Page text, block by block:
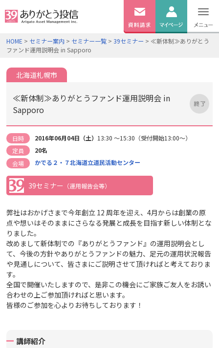
無料
資料 ログイン
HOME > セミナー案内 > セミナー一覧 >39セミナー > ≪新体制≫ありがとう
ファンド運用説明会 in Sapporo
北海道札幌市
≪新体制≫ありがとうファンド運用説明会 in
Sapporo
日時 2016年06月04日（土） 13:30 ～15:30（受付開始13:00～）
定員
20名
会場
かでる２・７北海道立道民活動センター
39セミナー （運用報告会等）
弊社はおかげさまで今年創立 12 周年を迎え、4月からは創業の原
点や想いはそのままにさらなる発展と成長を目指す新しい体制とな
りました。
改めまして新体制での 『ありがとうファンド』の運用説明会とし
て、今後の方針やありがとうファンドの魅力、足元の運用状況報告
や見通しについて、皆さまにご説明させて頂ければと考えておりま
す。
全国で開催いたしますので、是非この機会にご家族ご友人をお誘い
合わせの上ご参加頂ければと思います。
皆様のご参加を心よりお待ちしております！
講師紹介